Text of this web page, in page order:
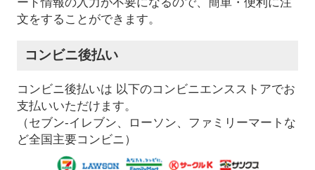
文をすることができます。
コンビニ後払い
コンビニ後払いは 以下のコンビニエンスストアでお
支払いいただけます。
（セブン-イレブン、ローソン、ファミリーマートな
ど全国主要コンビニ）